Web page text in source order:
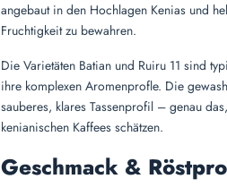
angebaut in den Hochlagen Kenias und
Fruchtigkeit zu bewahren.
Die Varietäten Batian und Ruiru 11 sind
ihre komplexen Aromenprofle. Die
sauberes, klares Tassenprofil – genau
kenianischen Kaffees schätzen.
Geschmack &